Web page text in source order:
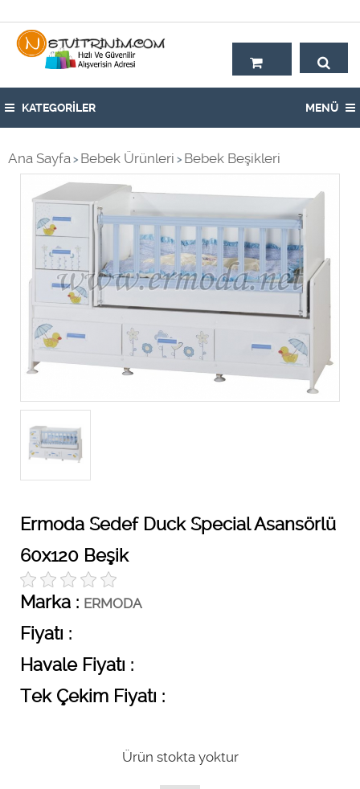
KATEGORİLER MENÜ
Ana Sayfa > Bebek Ürünleri > Bebek Beşikleri
Ermoda Sedef Duck Special Asansörlü
60x120 Beşik
Marka : ERMODA
Fiyatı :
Havale Fiyatı :
Tek Çekim Fiyatı :
Ürün stokta yoktur